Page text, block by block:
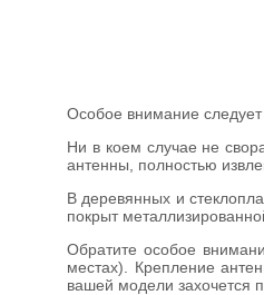
Особое внимание следует
Ни в коем случае не
антенны, полностью
В деревянных и
покрыт
Обратите особое
местах). Крепление
вашей модели захочется